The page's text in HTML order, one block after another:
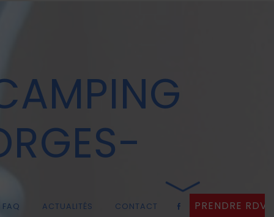
FAQ ACTUALITÉS CONTACT PRENDRE RDV